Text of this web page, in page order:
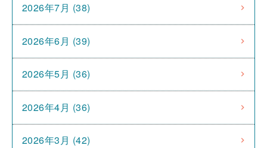
2026年7月 (38)
2026年6月 (39)
2026年5月 (36)
2026年4月 (36)
2026年3月 (42)